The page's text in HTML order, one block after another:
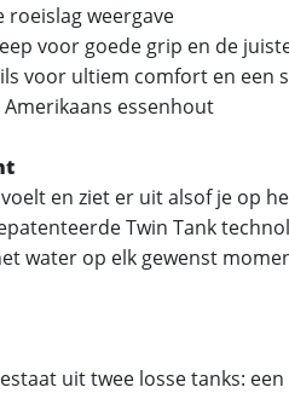
weergave
voor goede grip en de
voor ultiem comfort en een
essenhout
en ziet er uit alsof je op
Twin Tank
water op elk gewenst
uit twee losse tanks: